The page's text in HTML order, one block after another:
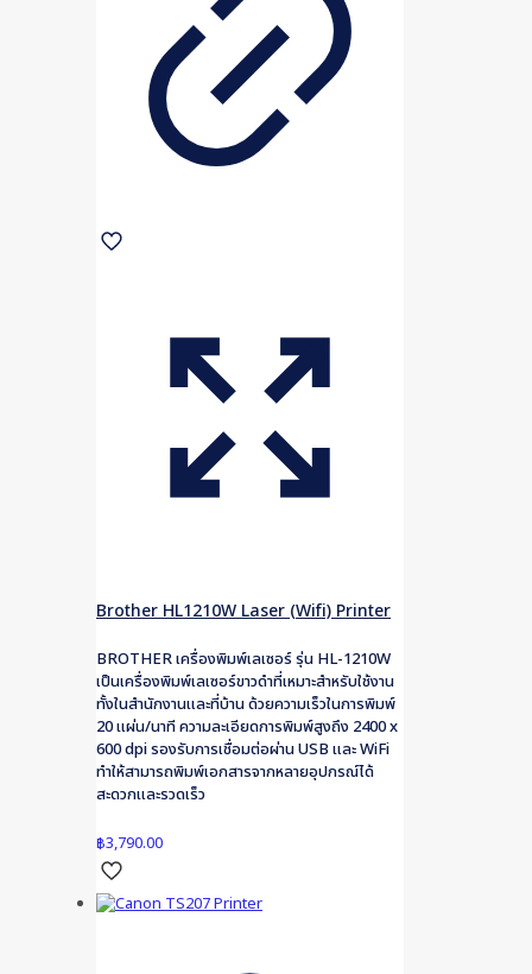
Brother HL1210W Laser (Wifi) Printer
BROTHER เครื่องพิมพ์เลเซอร์ รุ่น HL-1210W
เป็นเครื่องพิมพ์เลเซอร์ขาวดำที่เหมาะสำหรับใช้งาน
ทั้งในสำนักงานและที่บ้าน ด้วยความเร็วในการพิมพ์
20 แผ่น/นาที ความละเอียดการพิมพ์สูงถึง 2400 x
600 dpi รองรับการเชื่อมต่อผ่าน USB และ WiFi
ทำให้สามารถพิมพ์เอกสารจากหลายอุปกรณ์ได้
สะดวกและรวดเร็ว
฿3,790.00